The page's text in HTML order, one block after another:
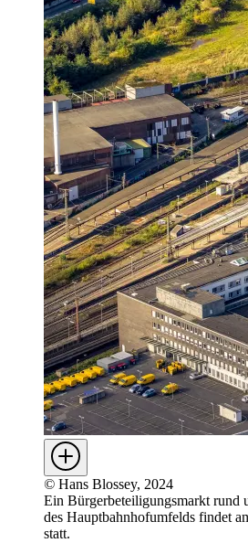
© Hans Blossey, 2024
Ein Bürgerbeteiligungsmarkt rund
des Hauptbahnhofumfelds findet
statt.